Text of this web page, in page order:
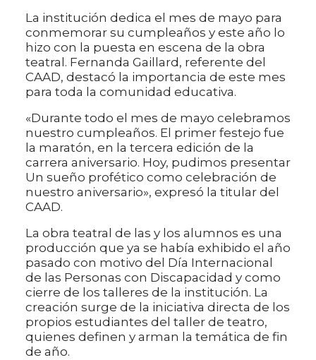
La institución dedica el mes de mayo para
conmemorar su cumpleaños y este año lo
hizo con la puesta en escena de la obra
teatral. Fernanda Gaillard, referente del
CAAD, destacó la importancia de este mes
para toda la comunidad educativa.
«Durante todo el mes de mayo celebramos
nuestro cumpleaños. El primer festejo fue
la maratón, en la tercera edición de la
carrera aniversario. Hoy, pudimos presentar
Un sueño profético como celebración de
nuestro aniversario», expresó la titular del
CAAD.
La obra teatral de las y los alumnos es una
producción que ya se había exhibido el año
pasado con motivo del Día Internacional
de las Personas con Discapacidad y como
cierre de los talleres de la institución. La
creación surge de la iniciativa directa de los
propios estudiantes del taller de teatro,
quienes definen y arman la temática de fin
de año.